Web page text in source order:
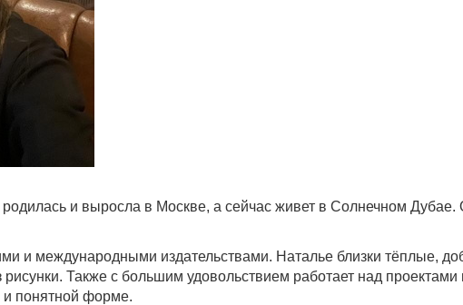
родилась и выросла в Москве, а сейчас живет в Солнечном
и международными издательствами. Наталье близки тёплые,
рисунки. Также с большим удовольствием работает над
и понятной форме.